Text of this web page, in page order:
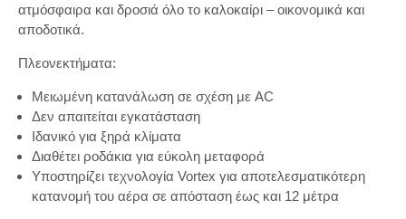
ατμόσφαιρα και δροσιά όλο το καλοκαίρι – οικονομικά και
αποδοτικά.
Πλεονεκτήματα:
Μειωμένη κατανάλωση σε σχέση με AC
Δεν απαιτείται εγκατάσταση
Ιδανικό για ξηρά κλίματα
Διαθέτει ροδάκια για εύκολη μεταφορά
Υποστηρίζει τεχνολογία Vortex για αποτελεσματικότερη
κατανομή του αέρα σε απόσταση έως και 12 μέτρα